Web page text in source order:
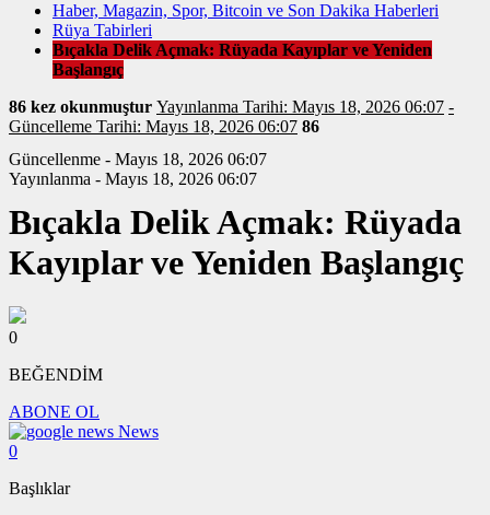
Haber, Magazin, Spor, Bitcoin ve Son Dakika Haberleri
Rüya Tabirleri
Bıçakla Delik Açmak: Rüyada Kayıplar ve Yeniden
Başlangıç
86 kez okunmuştur Yayınlanma Tarihi: Mayıs 18, 2026 06:07 -
Güncelleme Tarihi: Mayıs 18, 2026 06:07 86
Güncellenme - Mayıs 18, 2026 06:07
Yayınlanma - Mayıs 18, 2026 06:07
Bıçakla Delik Açmak: Rüyada
Kayıplar ve Yeniden Başlangıç
0
BEĞENDİM
ABONE OL
News
0
Başlıklar